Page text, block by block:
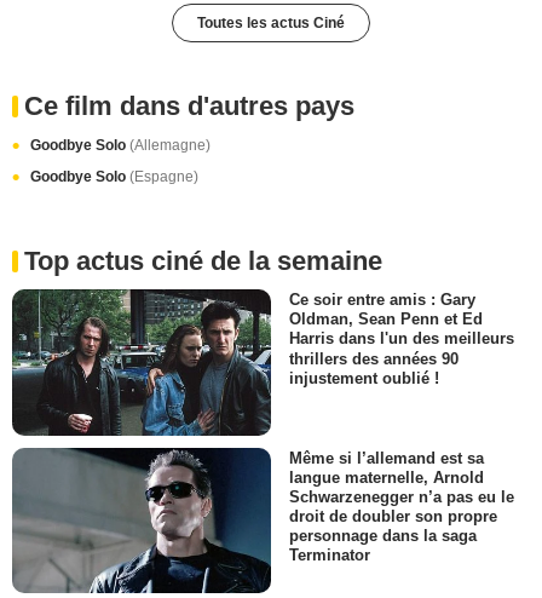
Toutes les actus Ciné
Ce film dans d'autres pays
Goodbye Solo (Allemagne)
Goodbye Solo (Espagne)
Top actus ciné de la semaine
Ce soir entre amis : Gary
Oldman, Sean Penn et Ed
Harris dans l'un des meilleurs
thrillers des années 90
injustement oublié !
Même si l’allemand est sa
langue maternelle, Arnold
Schwarzenegger n’a pas eu le
droit de doubler son propre
personnage dans la saga
Terminator